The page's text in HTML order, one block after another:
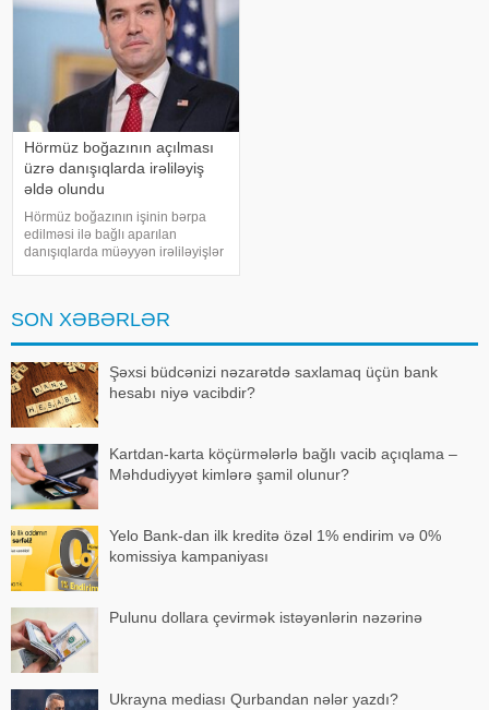
Hörmüz boğazının açılması
üzrə danışıqlarda irəliləyiş
əldə olundu
Hörmüz boğazının işinin bərpa
edilməsi ilə bağlı aparılan
danışıqlarda müəyyən irəliləyişlər
Rubio açıqlama verib. xəbər verir
ki
SON XƏBƏRLƏR
Şəxsi büdcənizi nəzarətdə saxlamaq üçün bank
hesabı niyə vacibdir?
Kartdan-karta köçürmələrlə bağlı vacib açıqlama –
Məhdudiyyət kimlərə şamil olunur?
Yelo Bank-dan ilk kreditə özəl 1% endirim və 0%
komissiya kampaniyası
Pulunu dollara çevirmək istəyənlərin nəzərinə
Ukrayna mediası Qurbandan nələr yazdı?